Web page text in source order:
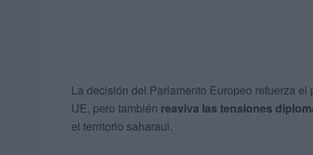
La decisión del Parlamento Europeo refuerza
UE, pero también reaviva las tensiones
el territorio saharaui.